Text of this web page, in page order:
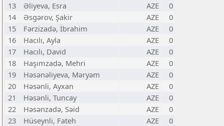
13
Əliyeva, Esra AZE
0
14
Əsgərov, Şakir AZE
0
15
Fərzizadə, İbrahim AZE
0
16
Hacılı, Ayla AZE
0
17
Hacılı, David AZE
0
18
Haşımzadə, Mehri AZE
0
19
Həsənəliyeva, Məryəm AZE
0
20
Həsənli, Ayxan AZE
0
21
Həsənli, Tuncay AZE
0
22
Həsənzadə, Səid AZE
0
23
Hüseynli, Fateh AZE
0